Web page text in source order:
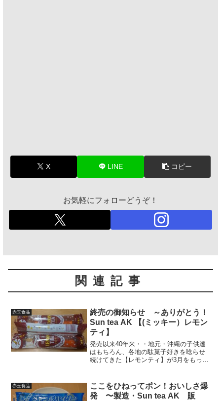
X LINE コピー
お気軽にフォローどうぞ！
関連記事
赤玉食品
終売の御知らせ ～ありがとう！
Sun tea AK 【(ミッキー）レモン
ティ】
発売以来40年来・・地元・沖縄の子供達
はもちろん、各地の駄菓子好きを唸らせ
続けてきた【レモンティ】が3月をもって
あおりをもろに受けて業績悪化から廃
業・・水駄菓...
赤玉食品
ここをひねってポン！おいしさ爆
発 〜製造・Sun tea AK 販